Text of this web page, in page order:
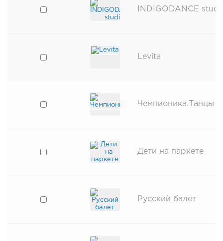
INDIGODANCE
Levita
Чемпионика.Танцы
Дети на паркете
Русский балет